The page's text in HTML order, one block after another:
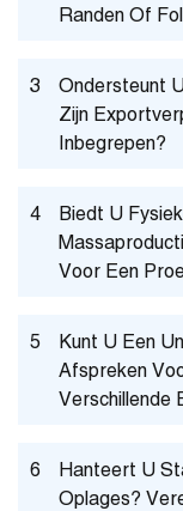
Randen Of
3
Ondersteunt
Zijn
Inbegrepen?
4
Biedt U
Voor Een
5
Kunt U Een
Afspreken
Verschillende
6
Hanteert U
Oplages?